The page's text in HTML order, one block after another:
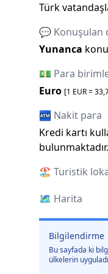
Türk
💬 Konuşulan
Yunanca
💵 Para
Euro [1 EUR=
🏧 Nakit para
Kredi kartı
bulunmaktadır.
🏖️ Turistik
🗺️ Harita
Bilgilendirme
Bu sayfada ki
ülkelerin